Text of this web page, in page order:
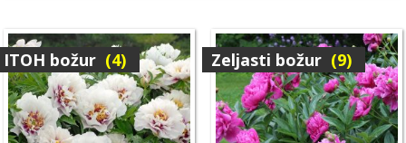
ITOH božur (4) Zeljasti božur (9)